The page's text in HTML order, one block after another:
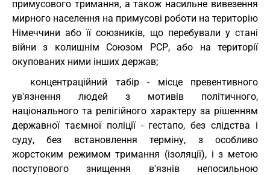
примусового тримання, а також насильне вивезення
мирного населення на примусові роботи на територію
Німеччини або її союзників, що перебували у стані
війни з колишнім Союзом РСР, або на території
окупованих ними інших держав;
концентраційний табір - місце превентивного
ув'язнення людей з мотивів політичного,
національного та релігійного характеру за рішенням
державної таємної поліції - гестапо, без слідства і
суду, без встановлення терміну, з особливо
жорстоким режимом тримання (ізоляції), і з метою
поступового знищення в'язнів непосильною